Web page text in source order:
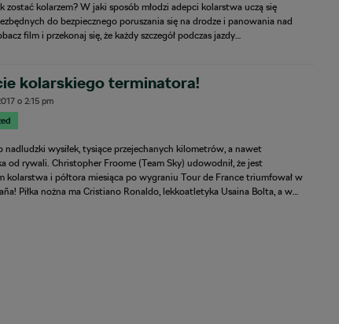
zostać kolarzem? W jaki sposób młodzi adepci kolarstwa uczą się
do bezpiecznego poruszania się na drodze i panowania nad
film i przekonaj się, że każdy szczegół podczas jazdy…
kolarskiego terminatora!
o2:15 pm
nadludzki wysiłek, tysiące przejechanych kilometrów, a nawet
od rywali. Christopher Froome (Team Sky) udowodnił, że jest
kolarstwa i półtora miesiąca po wygraniu Tour de France triumfował w
Piłka nożna ma Cristiano Ronaldo, lekkoatletyka Usaina Bolta, a w…